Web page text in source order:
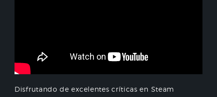
Disfrutando de excelentes críticas en Steam